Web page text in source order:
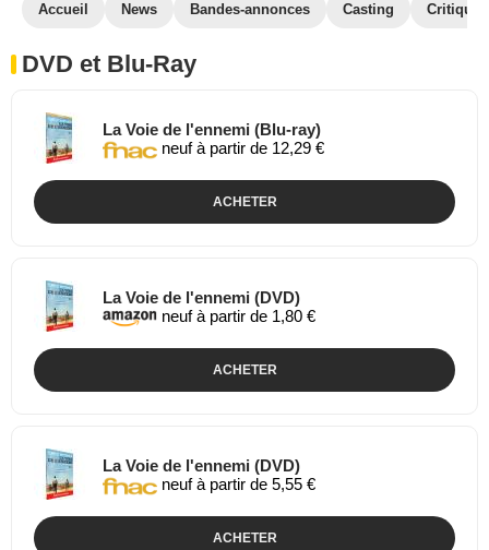
Accueil News Bandes-annonces Casting
DVD et Blu-Ray
La Voie de l'ennemi (Blu-ray)
neuf à partir de 12,29 €
ACHETER
La Voie de l'ennemi (DVD)
neuf à partir de 1,80 €
ACHETER
La Voie de l'ennemi (DVD)
neuf à partir de 5,55 €
ACHETER